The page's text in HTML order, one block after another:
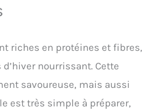
riches en protéines et fibres,
nourrissant. Cette
savoureuse, mais aussi
est très simple à préparer,